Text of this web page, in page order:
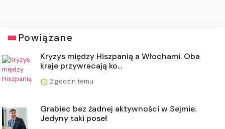
Powiązane
Kryzys między Hiszpanią a Włochami. Oba
kraje przywracają ko...
2 godzin temu
Grabiec bez żadnej aktywności w Sejmie.
Jedyny taki poseł